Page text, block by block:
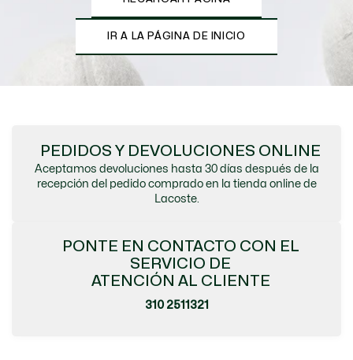
IR A LA PÁGINA DE INICIO
PEDIDOS Y DEVOLUCIONES ONLINE
Aceptamos devoluciones hasta 30 días después de la
recepción del pedido comprado en la tienda online de
Lacoste.
PONTE EN CONTACTO CON EL
SERVICIO DE
ATENCIÓN AL CLIENTE
310 2511321